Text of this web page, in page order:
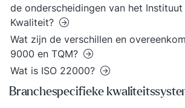
de onderscheidingen van het
Kwaliteit?
Wat zijn de verschillen en
9000 en TQM?
Wat is ISO 22000?
Branchespecifieke